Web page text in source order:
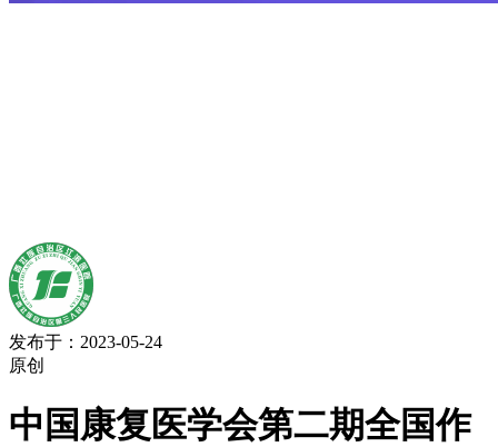
发布于：2023-05-24
原创
中国康复医学会第二期全国作